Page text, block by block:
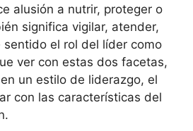
alusión a nutrir, proteger o
significa vigilar, atender,
sentido el rol del líder como
ver con estas dos facetas,
un estilo de liderazgo, el
con las características del